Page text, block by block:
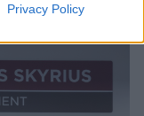
Privacy Policy